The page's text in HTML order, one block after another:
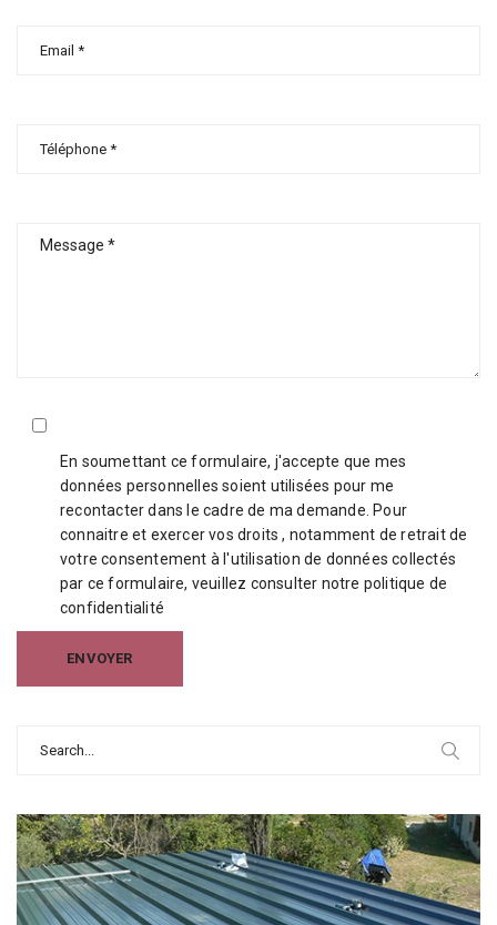
En soumettant ce formulaire, j'accepte que mes
données personnelles soient utilisées pour me
recontacter dans le cadre de ma demande. Pour
connaitre et exercer vos droits , notamment de retrait de
votre consentement à l'utilisation de données collectés
par ce formulaire, veuillez consulter notre politique de
confidentialité
for: